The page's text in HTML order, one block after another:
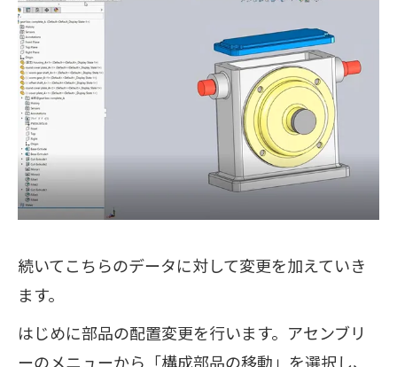
続いてこちらのデータに対して変更を加えていき
ます。
はじめに部品の配置変更を行います。アセンブリ
ーのメニューから「構成部品の移動」を選択し、